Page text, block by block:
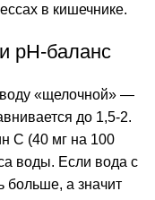
в кишечнике.
pH-баланс
«щелочной» —
до 1,5-2.
C (40 мг на 100
воды. Если вода с
больше, а значит